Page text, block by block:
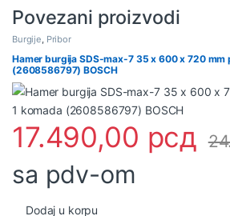
Povezani proizvodi
Burgije Pribor
Hamer burgija SDS-max-7 35 x 600 x 720 mm
(2608586797) BOSCH
17.490,00 рсд
sa pdv-om
Dodaj u korpu